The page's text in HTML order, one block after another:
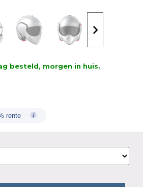
besteld, morgen in huis.
rente